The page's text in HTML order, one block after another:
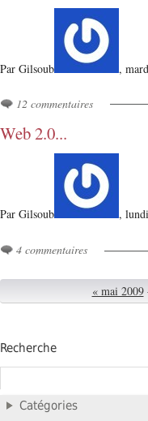
Par Gilsoub ,
12 commentaires
Web 2.0...
Par Gilsoub ,
4 commentaires
« mai 2009
Recherche
Catégories